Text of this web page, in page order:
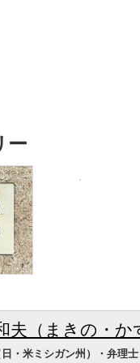
ー
夫（まきの・か
・米ミシガン州）・弁理士